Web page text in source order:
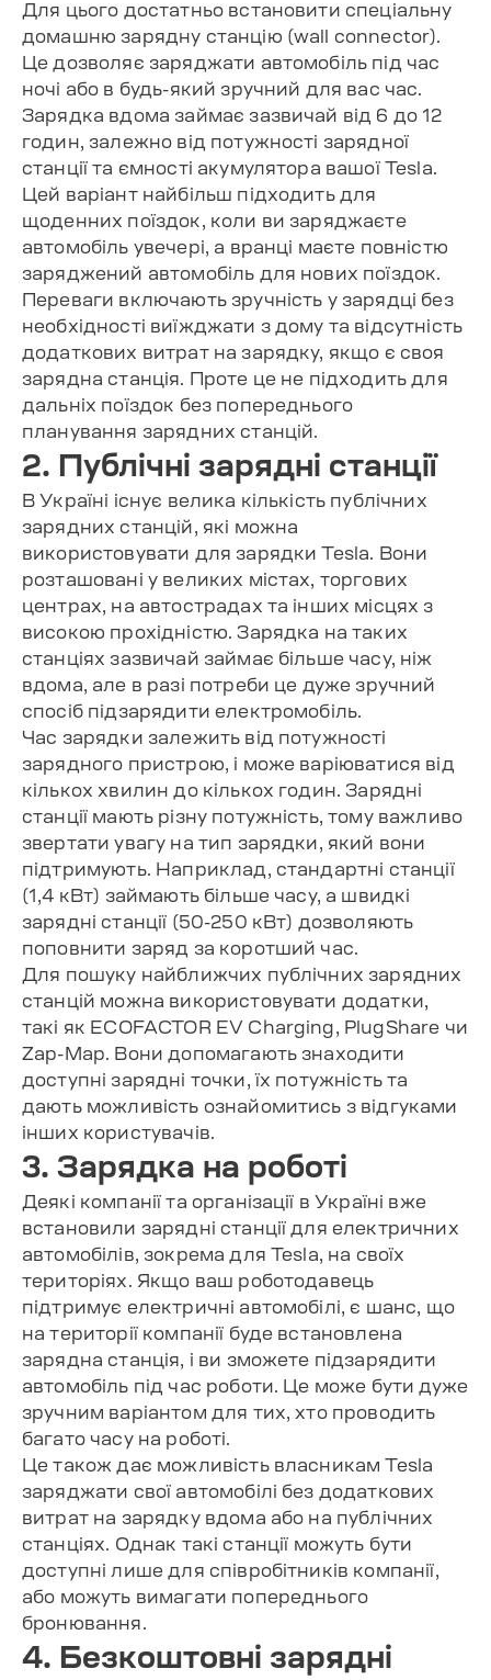
Для цього достатньо встановити спеціальну
домашню зарядну станцію (wall connector).
Це дозволяє заряджати автомобіль під час
ночі або в будь-який зручний для вас час.
Зарядка вдома займає зазвичай від 6 до 12
годин, залежно від потужності зарядної
станції та ємності акумулятора вашої Tesla.
Цей варіант найбільш підходить для
щоденних поїздок, коли ви заряджаєте
автомобіль увечері, а вранці маєте повністю
заряджений автомобіль для нових поїздок.
Переваги включають зручність у зарядці без
необхідності виїжджати з дому та відсутність
додаткових витрат на зарядку, якщо є своя
зарядна станція. Проте це не підходить для
дальніх поїздок без попереднього
планування зарядних станцій.
2. Публічні зарядні станції
В Україні існує велика кількість публічних
зарядних станцій, які можна
використовувати для зарядки Tesla. Вони
розташовані у великих містах, торгових
центрах, на автострадах та інших місцях з
високою прохідністю. Зарядка на таких
станціях зазвичай займає більше часу, ніж
вдома, але в разі потреби це дуже зручний
спосіб підзарядити електромобіль.
Час зарядки залежить від потужності
зарядного пристрою, і може варіюватися від
кількох хвилин до кількох годин. Зарядні
станції мають різну потужність, тому важливо
звертати увагу на тип зарядки, який вони
підтримують. Наприклад, стандартні станції
(1,4 кВт) займають більше часу, а швидкі
зарядні станції (50-250 кВт) дозволяють
поповнити заряд за коротший час.
Для пошуку найближчих публічних зарядних
станцій можна використовувати додатки,
такі як ECOFACTOR EV Charging, PlugShare чи
Zap-Map. Вони допомагають знаходити
доступні зарядні точки, їх потужність та
дають можливість ознайомитись з відгуками
інших користувачів.
3. Зарядка на роботі
Деякі компанії та організації в Україні вже
встановили зарядні станції для електричних
автомобілів, зокрема для Tesla, на своїх
територіях. Якщо ваш роботодавець
підтримує електричні автомобілі, є шанс, що
на території компанії буде встановлена
зарядна станція, і ви зможете підзарядити
автомобіль під час роботи. Це може бути дуже
зручним варіантом для тих, хто проводить
багато часу на роботі.
Це також дає можливість власникам Tesla
заряджати свої автомобілі без додаткових
витрат на зарядку вдома або на публічних
станціях. Однак такі станції можуть бути
доступні лише для співробітників компанії,
або можуть вимагати попереднього
бронювання.
4. Безкоштовні зарядні